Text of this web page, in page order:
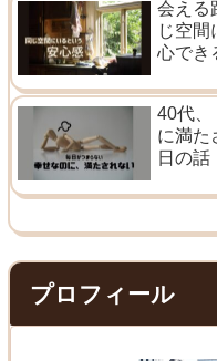
会える
じ空間
心でき
40代、
に満た
日の話
プロフィール